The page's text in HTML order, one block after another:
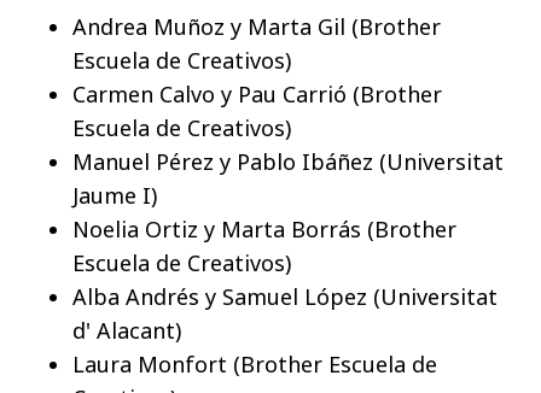
Andrea Muñoz y Marta Gil (Brother
Escuela de Creativos)
Carmen Calvo y Pau Carrió (Brother
Escuela de Creativos)
Manuel Pérez y Pablo Ibáñez (Universitat
Jaume I)
Noelia Ortiz y Marta Borrás (Brother
Escuela de Creativos)
Alba Andrés y Samuel López (Universitat
d' Alacant)
Laura Monfort (Brother Escuela de